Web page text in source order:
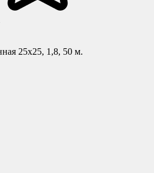
25х25, 1,8, 50 м.